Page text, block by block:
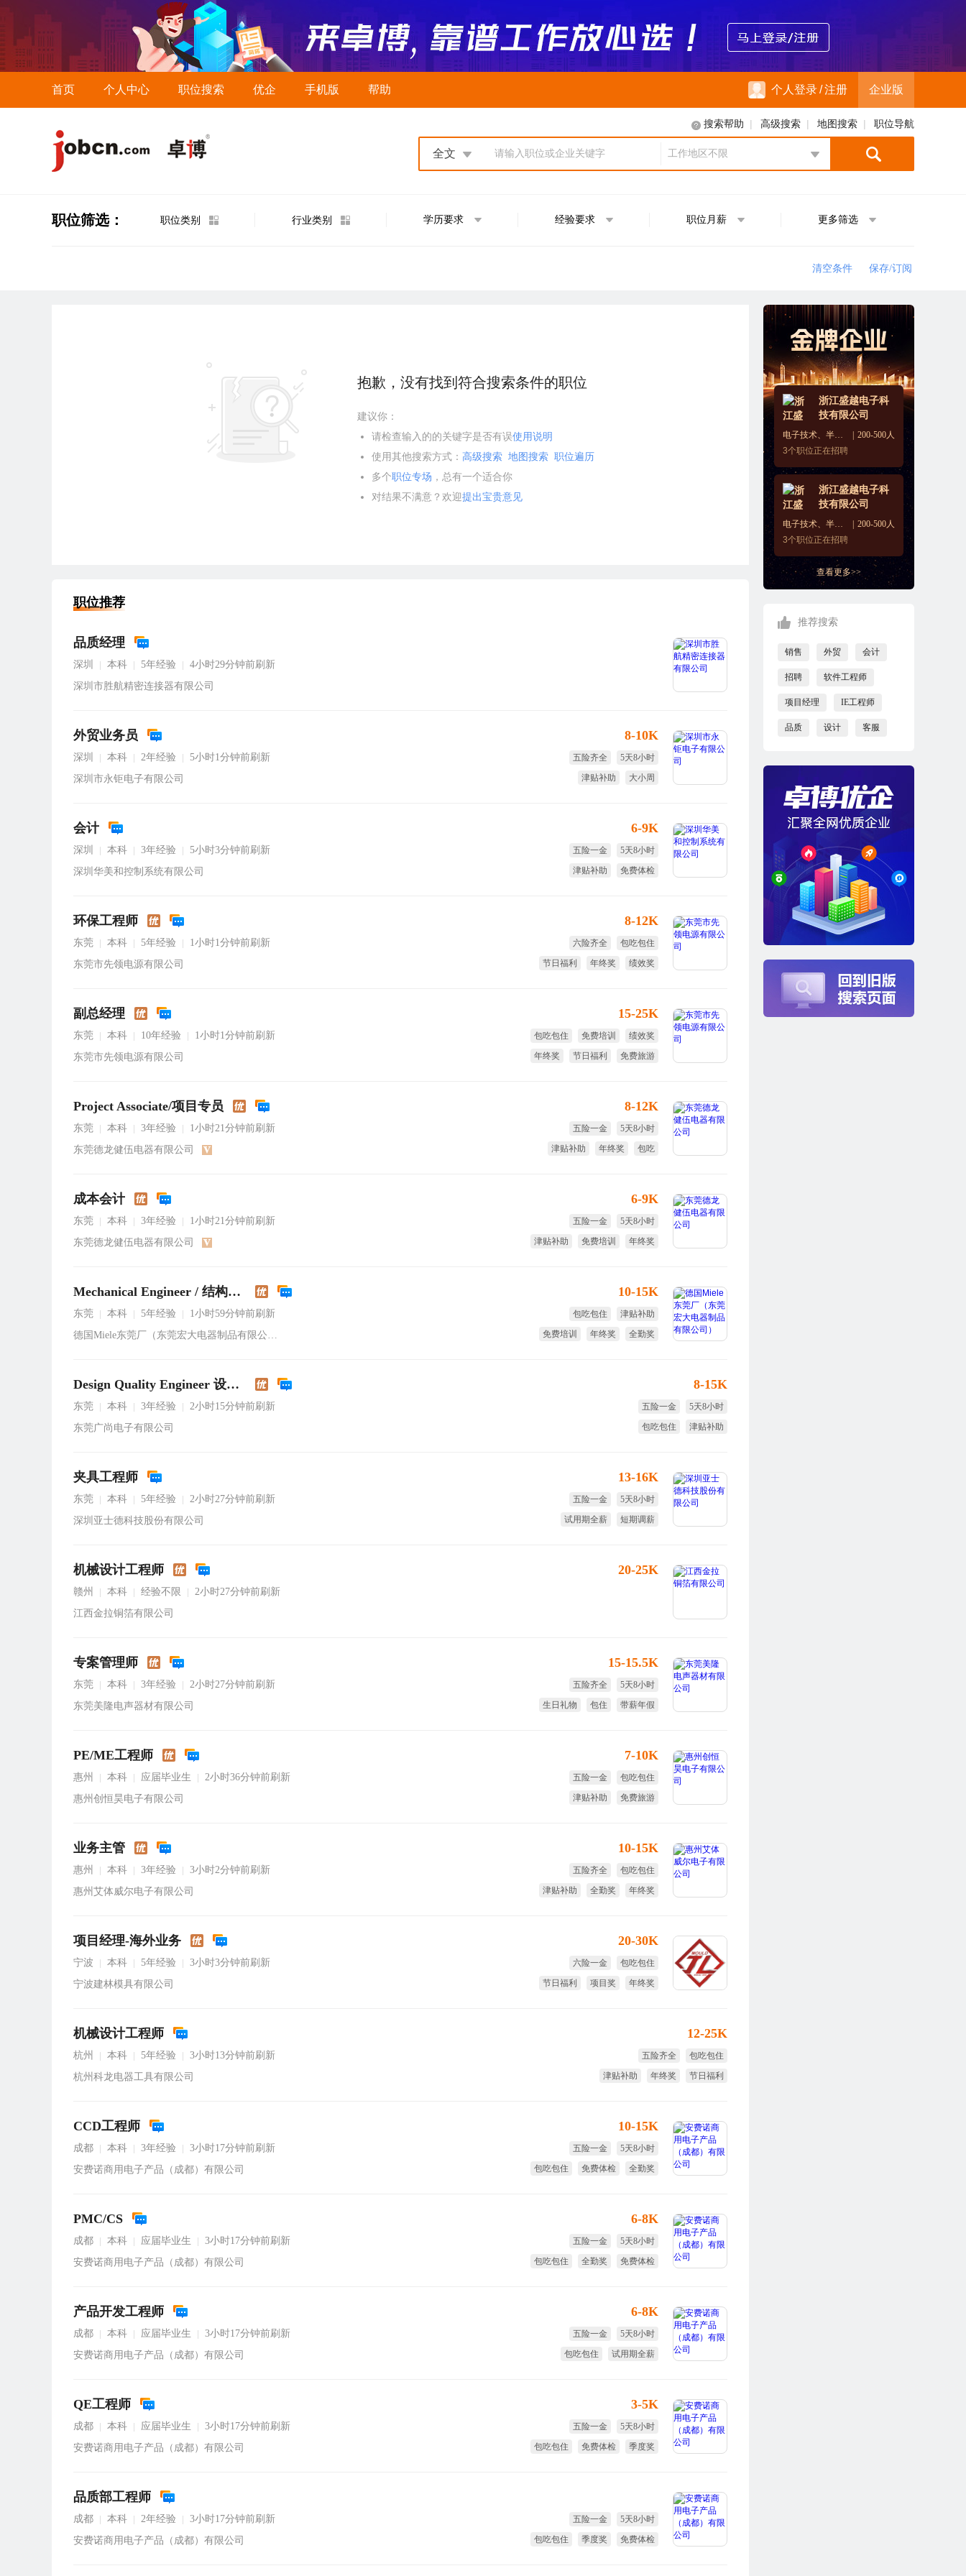
首页 个人中心 职位搜索 优企 手机版 帮助 个人登录/注册 企业版
搜索帮助 | 高级搜索 | 地图搜索 | 职位导航
请输入职位或企业关键字
全文 工作地区不限
职位筛选： 职位类别 行业类别 学历要求 经验要求 职位月薪 更多筛选
清空条件 保存/订阅
浙江盛越电子科
技有限公司
电子技术、半导体、集成电路
200-500人
3个职位正在招聘
浙江盛越电子科
技有限公司
电子技术、半导体、集成电路
200-500人
3个职位正在招聘
查看更多>>
推荐搜索
销售 外贸 会计
招聘 软件工程师
项目经理 IE工程师
品质 设计 客服
抱歉，没有找到符合搜索条件的职位
建议你：
请检查输入的的关键字是否有误使用说明
使用其他搜索方式： 高级搜索 地图搜索 职位遍历
多个职位专场 ，总有一个适合你
对结果不满意？欢迎提出宝贵意见
职位推荐
品质经理
深圳 本科 5年经验
4小时29分钟前刷新
深圳市胜航精密连接器有限公司
外贸业务员
深圳 本科 2年经验
5小时1分钟前刷新
深圳市永钜电子有限公司
8-10K
五险齐全
5天8小时
津贴补助
大小周
会计
深圳 本科 3年经验
5小时3分钟前刷新
深圳华美和控制系统有限公司
6-9K
五险一金
5天8小时
津贴补助
免费体检
环保工程师
东莞 本科 5年经验
1小时1分钟前刷新
东莞市先领电源有限公司
8-12K
六险齐全
包吃包住
节日福利
年终奖
绩效奖
副总经理
东莞 本科 10年经验
1小时1分钟前刷新
东莞市先领电源有限公司
15-25K
包吃包住 免费培训
绩效奖
年终奖
节日福利 免费旅游
Project Associate/项目专员
东莞 本科 3年经验
1小时21分钟前刷新
东莞德龙健伍电器有限公司
8-12K
五险一金
5天8小时
津贴补助
年终奖
包吃
成本会计
东莞 本科 3年经验
1小时21分钟前刷新
东莞德龙健伍电器有限公司
6-9K
五险一金
5天8小时
津贴补助
免费培训
年终奖
Mechanical Engineer / 结构工程师
东莞 本科 5年经验
1小时59分钟前刷新
德国Miele东莞厂（东莞宏大电器制品有限公司）
10-15K
包吃包住
津贴补助
免费培训
年终奖
全勤奖
Design Quality Engineer 设计品质工程师
东莞 本科 3年经验
2小时15分钟前刷新
东莞广尚电子有限公司
8-15K
五险一金
5天8小时
包吃包住
津贴补助
夹具工程师
东莞 本科 5年经验
2小时27分钟前刷新
深圳亚士德科技股份有限公司
13-16K
五险一金
5天8小时
试用期全薪
短期调薪
机械设计工程师
赣州 本科 经验不限
2小时27分钟前刷新
江西金拉铜箔有限公司
20-25K
专案管理师
东莞 本科 3年经验
2小时27分钟前刷新
东莞美隆电声器材有限公司
15-15.5K
五险齐全
5天8小时
生日礼物
包住 带薪年假
PE/ME工程师
惠州 本科 应届毕业生
2小时36分钟前刷新
惠州创恒昊电子有限公司
7-10K
五险一金
包吃包住
津贴补助
免费旅游
业务主管
惠州 本科 3年经验
3小时2分钟前刷新
惠州艾体威尔电子有限公司
10-15K
五险齐全
包吃包住
津贴补助
全勤奖
年终奖
项目经理-海外业务
宁波 本科 5年经验
3小时3分钟前刷新
宁波建林模具有限公司
20-30K
六险一金
包吃包住
节日福利
项目奖
年终奖
机械设计工程师
杭州 本科 5年经验
3小时13分钟前刷新
杭州科龙电器工具有限公司
12-25K
五险齐全
包吃包住
津贴补助
年终奖
节日福利
CCD工程师
成都 本科 3年经验
3小时17分钟前刷新
安费诺商用电子产品（成都）有限公司
10-15K
五险一金
5天8小时
包吃包住
免费体检
全勤奖
PMC/CS
成都 本科 应届毕业生
3小时17分钟前刷新
安费诺商用电子产品（成都）有限公司
6-8K
五险一金
5天8小时
包吃包住
全勤奖
免费体检
产品开发工程师
成都 本科 应届毕业生
3小时17分钟前刷新
安费诺商用电子产品（成都）有限公司
6-8K
五险一金
5天8小时
包吃包住
试用期全薪
QE工程师
成都 本科 应届毕业生
3小时17分钟前刷新
安费诺商用电子产品（成都）有限公司
3-5K
五险一金
5天8小时
包吃包住
免费体检
季度奖
品质部工程师
成都 本科 2年经验
3小时17分钟前刷新
安费诺商用电子产品（成都）有限公司
五险一金
5天8小时
包吃包住
季度奖
免费体检